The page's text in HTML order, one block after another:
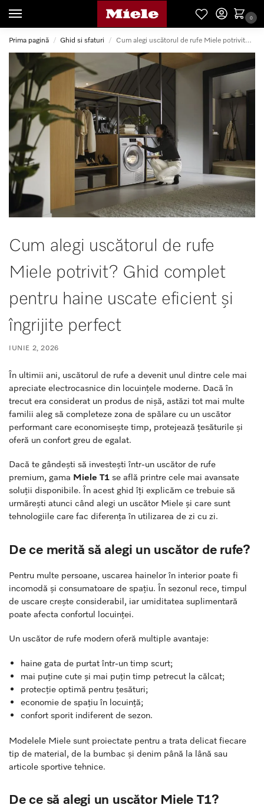
0
Prima pagină / Ghid si sfaturi / Cum alegi uscătorul de rufe Miele potrivit? Ghid complet pentru haine uscate eficient și îngrijite perfect
Cum alegi uscătorul de rufe
Miele potrivit? Ghid complet
pentru haine uscate eficient și
îngrijite perfect
IUNIE 2, 2026
În ultimii ani, uscătorul de rufe a devenit unul dintre cele mai
apreciate electrocasnice din locuințele moderne. Dacă în
trecut era considerat un produs de nișă, astăzi tot mai multe
familii aleg să completeze zona de spălare cu un uscător
performant care economisește timp, protejează țesăturile și
oferă un confort greu de egalat.
Dacă te gândești să investești într-un uscător de rufe
premium, gama Miele T1 se află printre cele mai avansate
soluții disponibile. În acest ghid îți explicăm ce trebuie să
urmărești atunci când alegi un uscător Miele și care sunt
tehnologiile care fac diferența în utilizarea de zi cu zi.
De ce merită să alegi un uscător de rufe?
Pentru multe persoane, uscarea hainelor în interior poate fi
incomodă și consumatoare de spațiu. În sezonul rece, timpul
de uscare crește considerabil, iar umiditatea suplimentară
poate afecta confortul locuinței.
Un uscător de rufe modern oferă multiple avantaje:
haine gata de purtat într-un timp scurt;
mai puține cute și mai puțin timp petrecut la călcat;
protecție optimă pentru țesături;
economie de spațiu în locuință;
confort sporit indiferent de sezon.
Modelele Miele sunt proiectate pentru a trata delicat fiecare
tip de material, de la bumbac și denim până la lână sau
articole sportive tehnice.
De ce să alegi un uscător Miele T1?